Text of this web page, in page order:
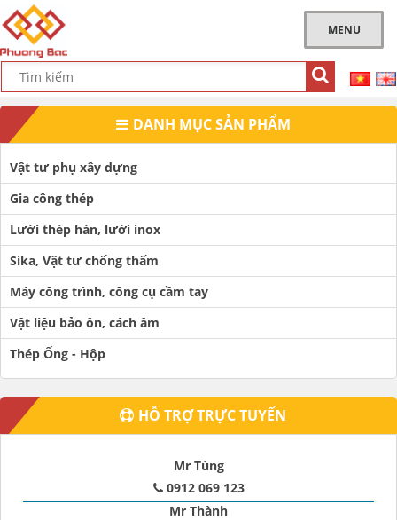
MENU
DANH MỤC SẢN PHẨM
Vật tư phụ xây dựng
Gia công thép
Lưới thép hàn, lưới inox
Sika, Vật tư chống thấm
Máy công trình, công cụ cầm tay
Vật liệu bảo ôn, cách âm
Thép Ống - Hộp
HỖ TRỢ TRỰC TUYẾN
Mr Tùng
0912 069 123
Mr Thành